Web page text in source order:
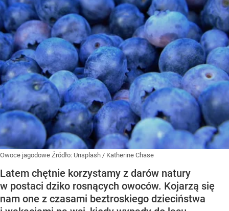
Owoce jagodowe Źródło: Unsplash / Katherine Chase
Latem chętnie korzystamy z darów natury
w postaci dziko rosnących owoców. Kojarzą się
nam one z czasami beztroskiego dzieciństwa